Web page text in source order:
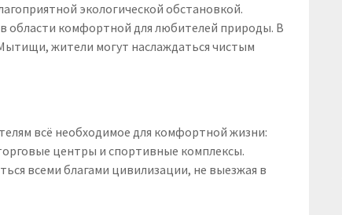
экологической обстановкой.
области комфортной для любителей природы. В
жители могут наслаждаться чистым
всё необходимое для комфортной жизни:
центры и спортивные комплексы.
всеми благами цивилизации, не выезжая в